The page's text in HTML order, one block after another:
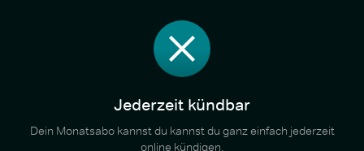
Jederzeit kündbar
Dein Monatsabo kannst du kannst du ganz einfach jederzeit
online kündigen.